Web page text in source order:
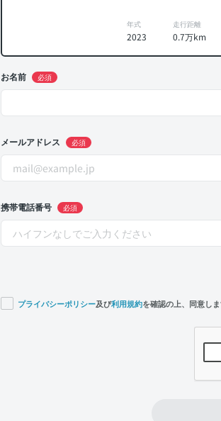
年式
2023
走行距離
0.7万km
お名前 必須
メールアドレス 必須
携帯電話番号 必須
プライバシーポリシー及び利用規約を確認の上、同意しま